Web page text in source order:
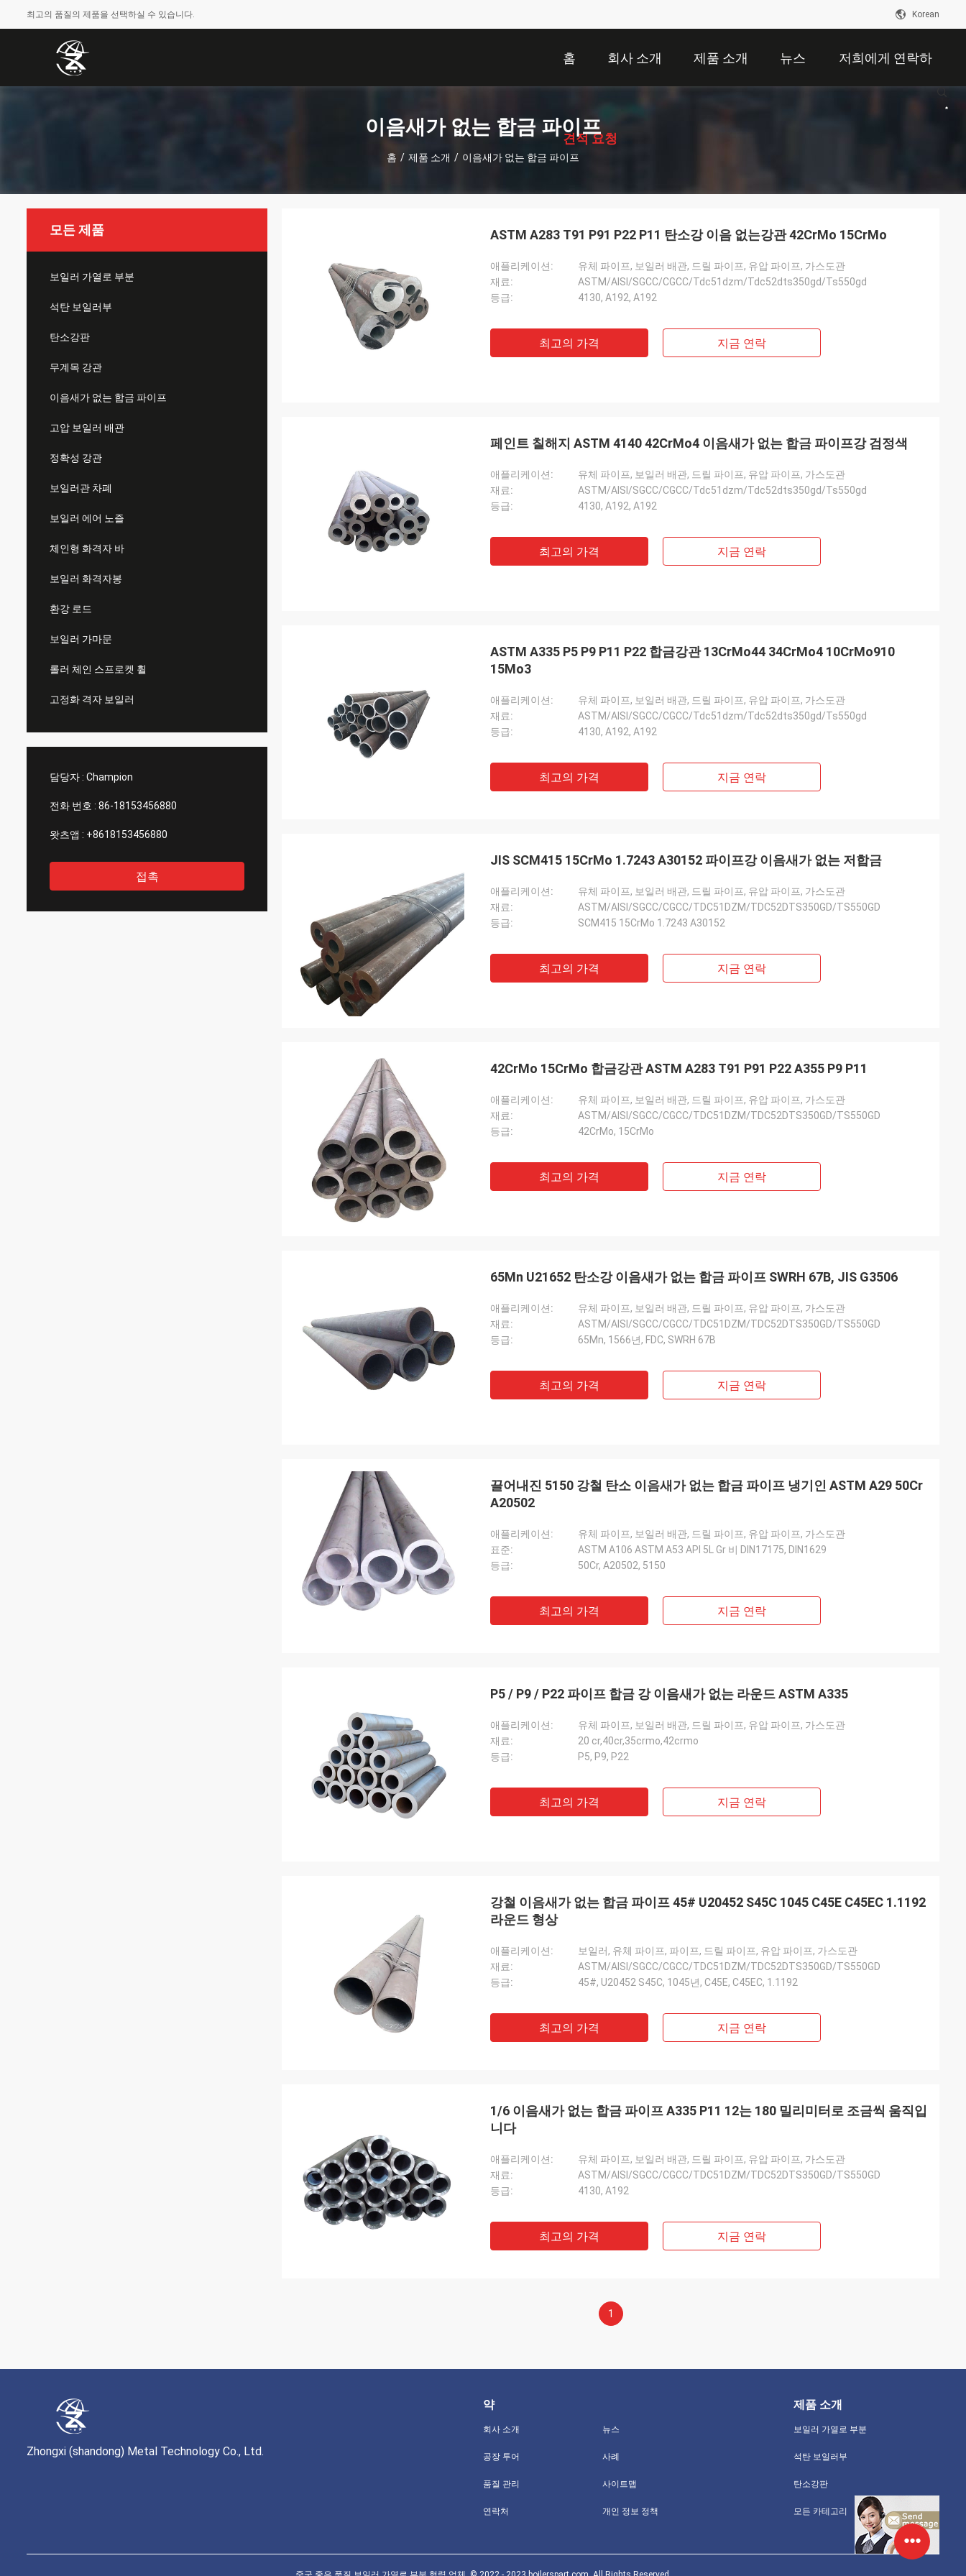
최고의 품질의 제품을 선택하실 수 있습니다. Korean
홈 회사 소개 제품 소개 뉴스 저희에게 연락하
述
견적 요청
이음새가 없는 합금 파이프
홈 / 제품 소개 / 이음새가 없는 합금 파이프
모든 제품
보일러 가열로 부분
석탄 보일러부
탄소강판
무계목 강관
이음새가 없는 합금 파이프
고압 보일러 배관
정확성 강관
보일러관 차폐
보일러 에어 노즐
체인형 화격자 바
보일러 화격자봉
환강 로드
보일러 가마문
롤러 체인 스프로켓 휠
고정화 격자 보일러
담당자 : Champion
전화 번호 : 86-18153456880
왓츠앱 : +8618153456880
접촉
ASTM A283 T91 P91 P22 P11 탄소강 이음 없는강관 42CrMo 15CrMo
애플리케이션:
유체 파이프, 보일러 배관, 드릴 파이프, 유압 파이프, 가스도관
재료:
ASTM/AISI/SGCC/CGCC/Tdc51dzm/Tdc52dts350gd/Ts550gd
등급:
4130, A192, A192
최고의 가격 지금 연락
페인트 칠해지 ASTM 4140 42CrMo4 이음새가 없는 합금 파이프강 검정색
애플리케이션:
유체 파이프, 보일러 배관, 드릴 파이프, 유압 파이프, 가스도관
재료:
ASTM/AISI/SGCC/CGCC/Tdc51dzm/Tdc52dts350gd/Ts550gd
등급:
4130, A192, A192
최고의 가격 지금 연락
ASTM A335 P5 P9 P11 P22 합금강관 13CrMo44 34CrMo4 10CrMo910
15Mo3
애플리케이션:
유체 파이프, 보일러 배관, 드릴 파이프, 유압 파이프, 가스도관
재료:
ASTM/AISI/SGCC/CGCC/Tdc51dzm/Tdc52dts350gd/Ts550gd
등급:
4130, A192, A192
최고의 가격 지금 연락
JIS SCM415 15CrMo 1.7243 A30152 파이프강 이음새가 없는 저합금
애플리케이션:
유체 파이프, 보일러 배관, 드릴 파이프, 유압 파이프, 가스도관
재료:
ASTM/AISI/SGCC/CGCC/TDC51DZM/TDC52DTS350GD/TS550GD
등급:
SCM415 15CrMo 1.7243 A30152
최고의 가격 지금 연락
42CrMo 15CrMo 합금강관 ASTM A283 T91 P91 P22 A355 P9 P11
애플리케이션:
유체 파이프, 보일러 배관, 드릴 파이프, 유압 파이프, 가스도관
재료:
ASTM/AISI/SGCC/CGCC/TDC51DZM/TDC52DTS350GD/TS550GD
등급:
42CrMo, 15CrMo
최고의 가격 지금 연락
65Mn U21652 탄소강 이음새가 없는 합금 파이프 SWRH 67B, JIS G3506
애플리케이션:
유체 파이프, 보일러 배관, 드릴 파이프, 유압 파이프, 가스도관
재료:
ASTM/AISI/SGCC/CGCC/TDC51DZM/TDC52DTS350GD/TS550GD
등급:
65Mn, 1566년, FDC, SWRH 67B
최고의 가격 지금 연락
끌어내진 5150 강철 탄소 이음새가 없는 합금 파이프 냉기인 ASTM A29 50Cr
A20502
애플리케이션:
유체 파이프, 보일러 배관, 드릴 파이프, 유압 파이프, 가스도관
표준:
ASTM A106 ASTM A53 API 5L Gr 비 DIN17175, DIN1629
등급:
50Cr, A20502, 5150
최고의 가격 지금 연락
P5 / P9 / P22 파이프 합금 강 이음새가 없는 라운드 ASTM A335
애플리케이션:
유체 파이프, 보일러 배관, 드릴 파이프, 유압 파이프, 가스도관
재료:
20 cr,40cr,35crmo,42crmo
등급:
P5, P9, P22
최고의 가격 지금 연락
강철 이음새가 없는 합금 파이프 45# U20452 S45C 1045 C45E C45EC 1.1192
라운드 형상
애플리케이션:
보일러, 유체 파이프, 파이프, 드릴 파이프, 유압 파이프, 가스도관
재료:
ASTM/AISI/SGCC/CGCC/TDC51DZM/TDC52DTS350GD/TS550GD
등급:
45#, U20452 S45C, 1045년, C45E, C45EC, 1.1192
최고의 가격 지금 연락
1/6 이음새가 없는 합금 파이프 A335 P11 12는 180 밀리미터로 조금씩 움직입
니다
애플리케이션:
유체 파이프, 보일러 배관, 드릴 파이프, 유압 파이프, 가스도관
재료:
ASTM/AISI/SGCC/CGCC/TDC51DZM/TDC52DTS350GD/TS550GD
등급:
4130, A192
최고의 가격 지금 연락
1
Zhongxi (shandong) Metal Technology Co., Ltd.
약
회사 소개
공장 투어
품질 관리
연락처
뉴스
사례
사이트맵
개인 정보 정책
제품 소개
보일러 가열로 부분
석탄 보일러부
탄소강판
모든 카테고리